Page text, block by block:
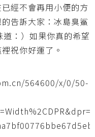
經不會再用小便的方
告訴大家：冰島臭鯊
：）如果你真的希望
祝你好運了。